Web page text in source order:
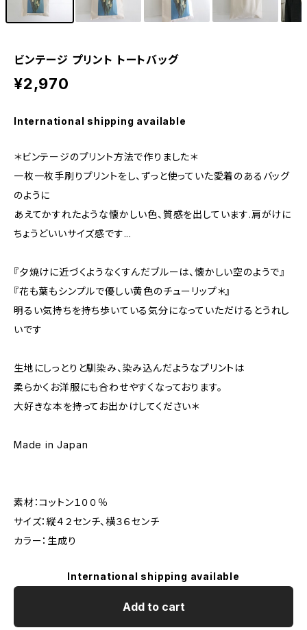
ビンテージ プリント トートバッグ
¥2,970
International shipping available
＊ビンテージのプリント方法で作りました＊
一枚一枚手刷りプリントをし、ずっと使っていた愛着のあるバッグ
のように
あえてかすれたような懐かしい色、質感を出しています.肩がけに
ちょうどいいサイズ感です...
『夕焼けに近づくようなくすんだブルーは、懐かしい空のようで』
『花も葉もシンプルで優しい黄色のチューリップ＊』
明るい気持ちを持ち歩いている気分になっていただけるとうれし
いです
生地にしっとりと馴染み、染み込んだようなプリントは
柔らかくお洋服にも合わせやすくなっております。
大好きな本を持ってお出かけしてください＊
Made in Japan
素材：コットン１００％
サイズ：縦４２センチ、横３６センチ
カラー：生成り
International shipping available
Add to cart